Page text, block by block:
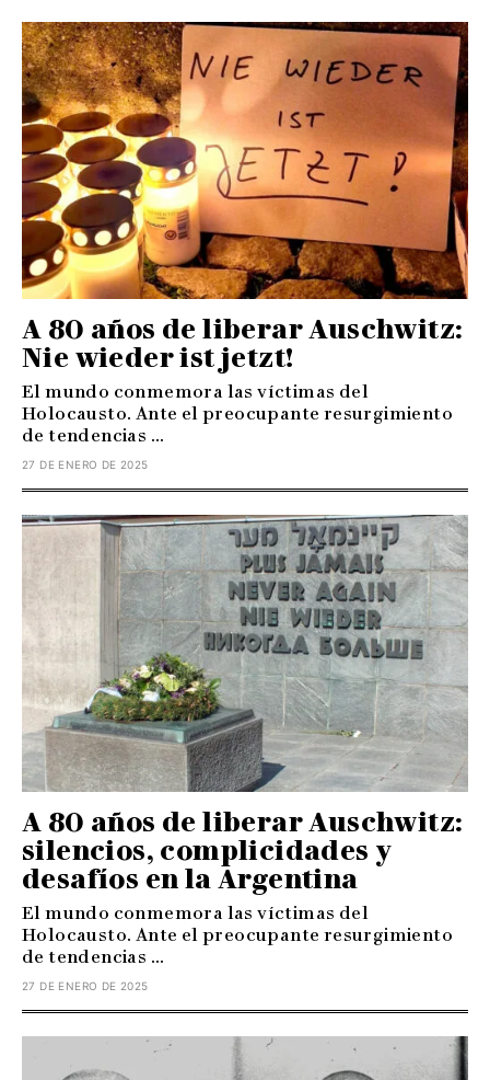
A 80 años de liberar Auschwitz:
Nie wieder ist jetzt!
El mundo conmemora las víctimas del
Holocausto. Ante el preocupante resurgimiento
de tendencias ...
27 DE ENERO DE 2025
A 80 años de liberar Auschwitz:
silencios, complicidades y
desafíos en la Argentina
El mundo conmemora las víctimas del
Holocausto. Ante el preocupante resurgimiento
de tendencias ...
27 DE ENERO DE 2025